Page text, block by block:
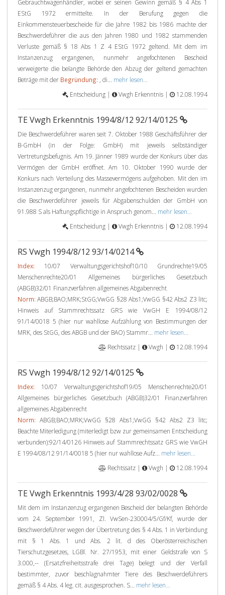
Gebrauchtwagenhändler, wobei er seinen Gewinn gemäß § 4 Abs 1
EStG 1972 ermittelte. In der Berufung gegen die
Einkommensteuerbescheide für die Jahre 1982 bis 1986 machte der
Beschwerdeführer die aus den Jahren 1980 und 1982 stammenden
Verluste gemäß § 18 Abs 1 Z 4 EStG 1972 geltend. Mit dem im
Instanzenzug ergangenen, nunmehr angefochtenen Bescheid
verweigerte die belangte Behörde den Abzug der geltend gemachten
Beträge mit der Begründung: , di... mehr lesen...
Entscheidung |
Vwgh Erkenntnis | 12.08.1994
TE Vwgh Erkenntnis 1994/8/12 92/14/0125
Die Beschwerdeführer waren seit 7. Oktober 1988 Geschäftsführer der
B-GmbH (in der Folge: GmbH) mit jeweils selbständiger
Vertretungsbefugnis. Am 19. Jänner 1989 wurde der Konkurs über das
Vermögen der GmbH eröffnet. Am 10. Oktober 1990 wurde der
Konkurs nach Verteilung des Massevermögens aufgehoben. Mit den im
Instanzenzug ergangenen, nunmehr angefochtenen Bescheiden wurden
die Beschwerdeführer jeweils für Abgabenschulden der GmbH von
91.988 S als Haftungspflichtige in Anspruch genom... mehr lesen...
Entscheidung |
Vwgh Erkenntnis | 12.08.1994
RS Vwgh 1994/8/12 93/14/0214
Index: 10/07 Verwaltungsgerichtshof10/10 Grundrechte19/05
Menschenrechte20/01 Allgemeines bürgerliches Gesetzbuch
(ABGB)32/01 Finanzverfahren allgemeines Abgabenrecht
Norm: ABGB;BAO;MRK;StGG;VwGG §28 Abs1;VwGG §42 Abs2 Z3 litc;
Hinweis auf Stammrechtssatz GRS wie VwGH E 1994/08/12
91/14/0018 5 (hier nur wahllose Aufzählung von Bestimmungen der
MRK, des StGG, des ABGB und der BAO) Stammr... mehr lesen...
Rechtssatz |
Vwgh | 12.08.1994
RS Vwgh 1994/8/12 92/14/0125
Index: 10/07 Verwaltungsgerichtshof19/05 Menschenrechte20/01
Allgemeines bürgerliches Gesetzbuch (ABGB)32/01 Finanzverfahren
allgemeines Abgabenrecht
Norm: ABGB;BAO;MRK;VwGG §28 Abs1;VwGG §42 Abs2 Z3 litc;
Beachte Miterledigung (miterledigt bzw zur gemeinsamen Entscheidung
verbunden):92/14/0126 Hinweis auf Stammrechtssatz GRS wie VwGH
E 1994/08/12 91/14/0018 5 (hier nur wahllose Aufz... mehr lesen...
Rechtssatz |
Vwgh | 12.08.1994
TE Vwgh Erkenntnis 1993/4/28 93/02/0028
Mit dem im Instanzenzug ergangenen Bescheid der belangten Behörde
vom 24. September 1991, Zl. VwSen-230004/5/Gf/Kf, wurde der
Beschwerdeführer wegen der Übertretung des § 4 Abs. 1 in Verbindung
mit § 1 Abs. 1 und Abs. 2 lit. d des Oberösterreichischen
Tierschutzgesetzes, LGBl. Nr. 27/1953, mit einer Geldstrafe von S
3.000,-- (Ersatzfreiheitsstrafe drei Tage) belegt und der Verfall
bestimmter, zuvor beschlagnahmter Tiere des Beschwerdeführers
gemäß § 4 Abs. 4 leg. cit. ausgesprochen. S... mehr lesen...